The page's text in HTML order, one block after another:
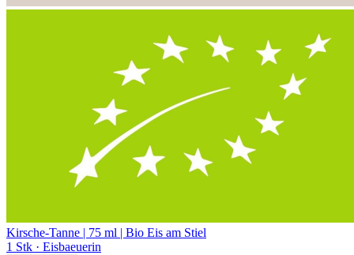
Kirsche-Tanne | 75 ml | Bio Eis am Stiel
1 Stk · Eisbaeuerin